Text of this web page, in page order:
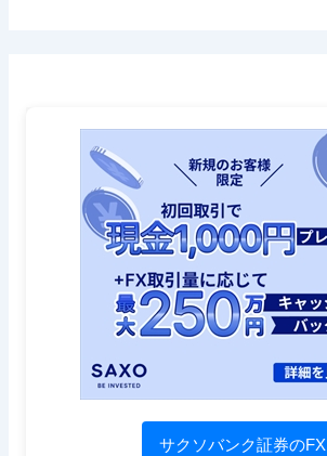
サクソバンク証券のFX